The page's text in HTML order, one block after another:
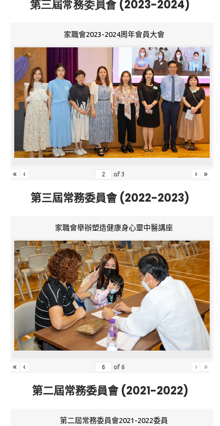
第三屆常務委員會 (2023-2024)
家職會2023-2024周年會員大會
« ‹ of3 › »
第三屆常務委員會 (2022-2023)
家職會舉辦塑造健康身心靈中醫講座
« ‹ of 6 › »
第二屆常務委員會 (2021-2022)
第二屆常務委員會2021-2022委員